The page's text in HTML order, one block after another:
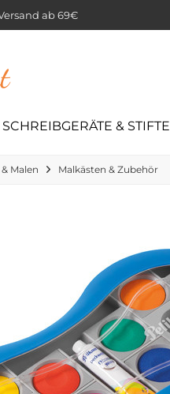
ab 69€
SCHREIBGERÄTE & STIFTE
Malen Malkästen & Zubehör